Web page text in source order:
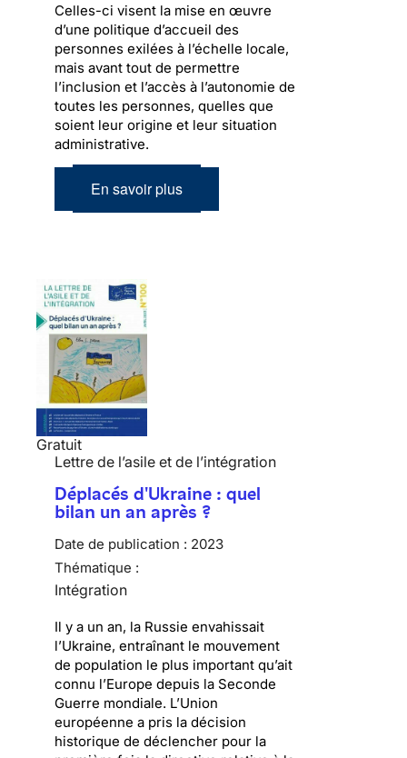
Celles-ci visent la mise en œuvre
d’une politique d’accueil des
personnes exilées à l’échelle locale,
mais avant tout de permettre
l’inclusion et l’accès à l’autonomie de
toutes les personnes, quelles que
soient leur origine et leur situation
administrative.
En savoir plus
Gratuit
Lettre de l’asile et de l’intégration
Déplacés d'Ukraine : quel
bilan un an après ?
Date de publication : 2023
Thématique :
Intégration
Il y a un an, la Russie envahissait
l’Ukraine, entraînant le mouvement
de population le plus important qu’ait
connu l’Europe depuis la Seconde
Guerre mondiale. L’Union
européenne a pris la décision
historique de déclencher pour la